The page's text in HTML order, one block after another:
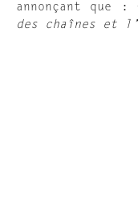
annonçant que
des chaînes et